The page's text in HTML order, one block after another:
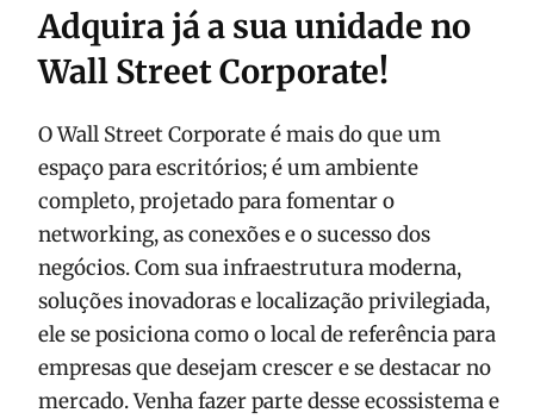
Adquira já a sua unidade no
Wall Street Corporate!
O Wall Street Corporate é mais do que um
espaço para escritórios; é um ambiente
completo, projetado para fomentar o
networking, as conexões e o sucesso dos
negócios. Com sua infraestrutura moderna,
soluções inovadoras e localização privilegiada,
ele se posiciona como o local de referência para
empresas que desejam crescer e se destacar no
mercado. Venha fazer parte desse ecossistema e